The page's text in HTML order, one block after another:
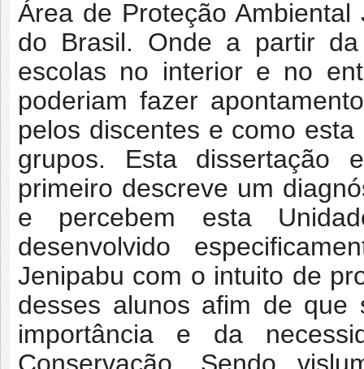
Área de Proteção
do Brasil. Onde a partir
escolas no interior e no
poderiam fazer
pelos discentes e como
grupos. Esta dissertação
primeiro descreve um
e percebem esta
desenvolvido
Jenipabu com o intuito de
desses alunos afim de que
importância e da